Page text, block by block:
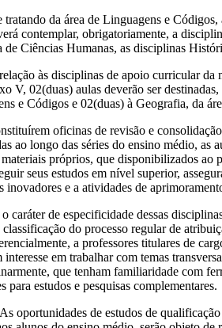
tratando da área de Linguagens e
contemplar, obrigatoriamente, a
de Ciências Humanas, as disciplinas
às disciplinas de apoio curricular
V, 02(duas) aulas deverão ser
e Códigos e 02(duas) à Geografia, da
oficinas de revisão e
ao longo das séries do ensino médio, as
próprios, que disponibilizados ao
seus estudos em nível superior,
inovadores e a atividades de
caráter de especificidade dessas
classificação do processo regular de
a professores titulares de
interesse em trabalhar com temas
que tenham familiaridade com
para estudos e pesquisas complementares.
oportunidades de estudos de